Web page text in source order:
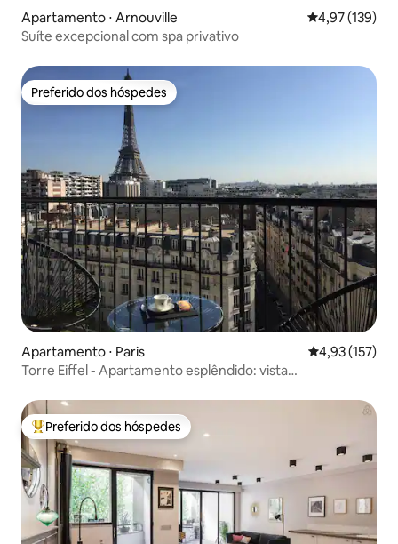
Apartamento ⋅ Arnouville 4,97 de uma
4,97 (139)
Suíte excepcional com spa privativo
Preferido dos hóspedes
Preferido dos hóspedes
Apartamento ⋅ Paris 4,93 de uma
4,93 (157)
Torre Eiffel - Apartamento esplêndido: vista
Entre os melhores preferidos dos hóspedes
Preferido dos hóspedes